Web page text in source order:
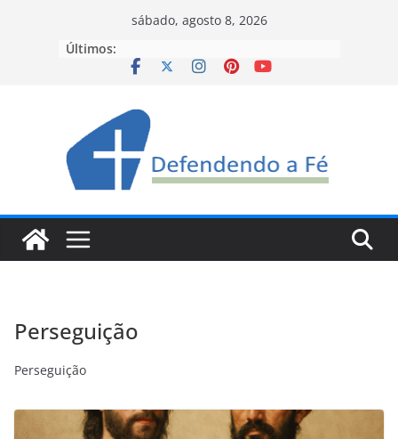
sábado, agosto 8, 2026
Últimos:
Perseguição
Perseguição